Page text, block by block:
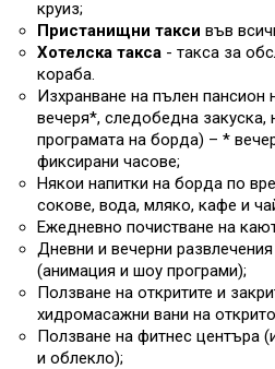
круиз;
Пристанищни такси във
Хотелска такса - такса за
кораба.
Изхранване на пълен пансион
вечеря*, следобедна
програмата на борда) – *
фиксирани часове;
Някои напитки на борда по
сокове, вода, мляко, кафе и
Ежедневно почистване на
Дневни и вечерни
(анимация и шоу програми);
Ползване на откритите и
хидромасажни вани на
Ползване на фитнес центъра
и облекло);